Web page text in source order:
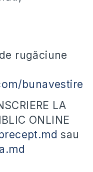
rugăciune
bunavestire
LA
ONLINE
sau